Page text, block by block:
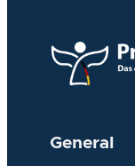
General